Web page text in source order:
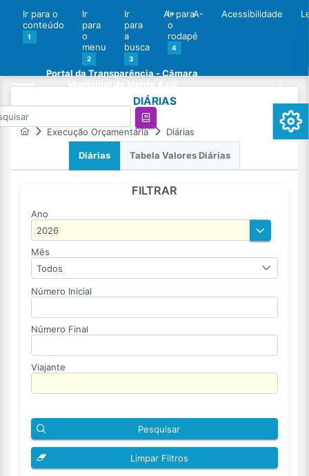
Ir para o
conteúdo
1
Ir
para
o
menu
2
Ir
para
a
busca
3
Ir para
o
rodapé
4
A+ A- Acessibilidade
Portal da Transparência - Câmara
DIÁRIAS
Execução Orçamentária Diárias
Diárias Tabela Valores Diárias
FILTRAR
Ano
Mês
Todos
Número Inicial
Número Final
Viajante
Pesquisar
Limpar Filtros